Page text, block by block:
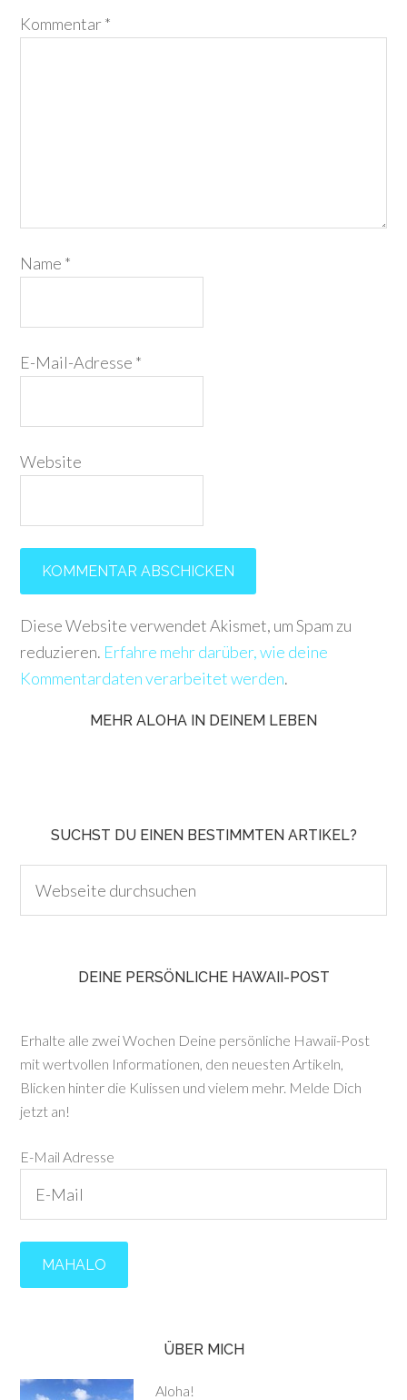
Kommentar*
Name *
E-Mail-Adresse *
Website
Diese Website verwendet Akismet, um Spam zu
reduzieren. Erfahre mehr darüber, wie deine
Kommentardaten verarbeitet werden.
MEHR ALOHA IN DEINEM LEBEN
SUCHST DU EINEN BESTIMMTEN ARTIKEL?
DEINE PERSÖNLICHE HAWAII-POST
Erhalte alle zwei Wochen Deine persönliche Hawaii-Post
mit wertvollen Informationen, den neuesten Artikeln,
Blicken hinter die Kulissen und vielem mehr. Melde Dich
jetzt an!
E-Mail Adresse
ÜBER MICH
Aloha!